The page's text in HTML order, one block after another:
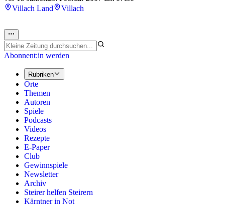
Villach Land
Villach
Abonnent:in werden
Rubriken
Orte
Themen
Autoren
Spiele
Podcasts
Videos
Rezepte
E-Paper
Club
Gewinnspiele
Newsletter
Archiv
Steirer helfen Steirern
Kärntner in Not